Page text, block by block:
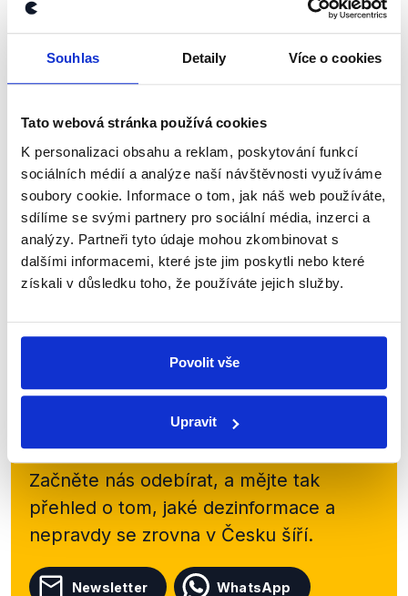
Souhlas Detaily Více o cookies
Tato webová stránka používá cookies
K personalizaci obsahu a reklam, poskytování funkcí
sociálních médií a analýze naší návštěvnosti využíváme
soubory cookie. Informace o tom, jak náš web používáte,
sdílíme se svými partnery pro sociální média, inzerci a
analýzy. Partneři tyto údaje mohou zkombinovat s
dalšími informacemi, které jste jim poskytli nebo které
získali v důsledku toho, že používáte jejich služby.
Povolit vše
Upravit
OVĚŘENO
(Ne)vystoupení z Evropské unie?
Máte slovo. Hezký den, milí čtenáři. Demagog.cz
zpracování jednoho netradičního pořadu. Rozhodli
jsme se komplexně prozkoumat fungování pořadu
Máte...
Číst dál
Zůstaňme v kontaktu
Přihlaste se k odběru našeho
newsletteru nebowhatsappového
kanálu, kde pravidelně přinášíme
shrnutí nejzajímavějších článků a analýz.
Začněte nás odebírat, a mějte tak
přehled o tom, jaké dezinformace a
nepravdy se zrovna v Česku šíří.
Newsletter WhatsApp